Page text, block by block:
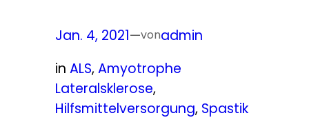
Jan. 4, 2021—vonadmin
in ALS, Amyotrophe
Lateralsklerose
Hilfsmittelversorgung, Spastik